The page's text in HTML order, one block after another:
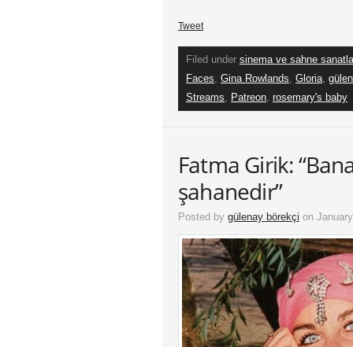
Tweet
Filed under sinema ve sahne
Faces, Gina Rowlands, Gloria,
Streams, Patreon, rosemary's baby
Fatma Girik:
şahanedir”
Posted by gülenay börekçi on